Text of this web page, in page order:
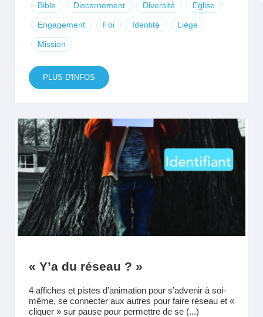
Bible Discernement Diversité Eglise
Engagement Foi Identité Liège
Mission
PLUS D'INFOS
« Y’a du réseau ? »
4 affiches et pistes d’animation pour s’advenir à soi-
même, se connecter aux autres pour faire réseau et «
cliquer » sur pause pour permettre de se (...)